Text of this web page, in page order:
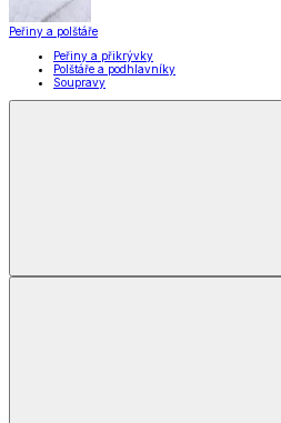
Peřiny a polštáře
Peřiny a přikrývky
Polštáře a podhlavníky
Soupravy